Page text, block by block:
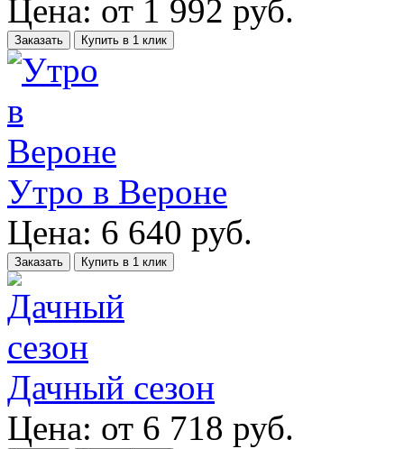
Цена: от 1 992 руб.
Заказать Купить в 1 клик
Утро в Вероне
Цена: 6 640 руб.
Заказать Купить в 1 клик
Дачный сезон
Цена: от 6 718 руб.